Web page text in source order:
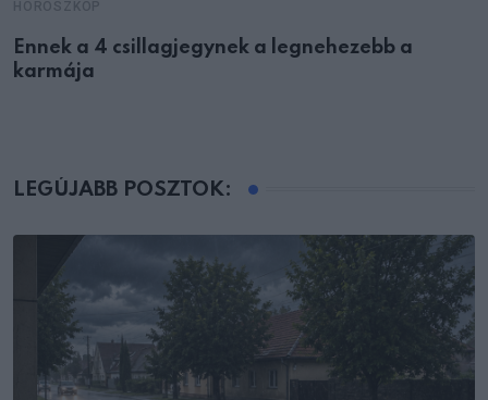
Ennek a 4 csillagjegynek a legnehezebb a
karmája
LEGÚJABB POSZTOK: